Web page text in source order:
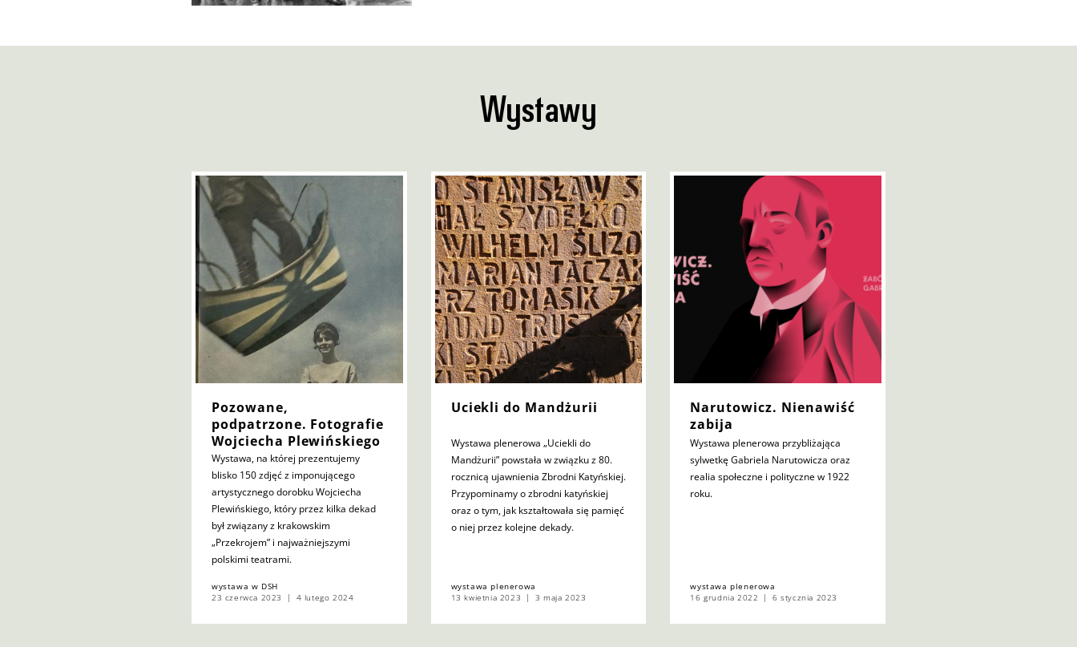
Wystawy
Pozowane,
podpatrzone. Fotografie
Wojciecha Plewińskiego
Wystawa, na której prezentujemy
blisko 150 zdjęć z imponującego
artystycznego dorobku Wojciecha
Plewińskiego, który przez kilka dekad
był związany z krakowskim
„Przekrojem” i najważniejszymi
polskimi teatrami.
wystawa w DSH
23 czerwca 2023
4 lutego 2024
Uciekli do Mandżurii
Wystawa plenerowa „Uciekli do
Mandżurii” powstała w związku z 80.
rocznicą ujawnienia Zbrodni Katyńskiej.
Przypominamy o zbrodni katyńskiej
oraz o tym, jak kształtowała się pamięć
o niej przez kolejne dekady.
wystawa plenerowa
13 kwietnia 2023
3 maja 2023
Narutowicz. Nienawiść
zabija
Wystawa plenerowa przybliżająca
sylwetkę Gabriela Narutowicza oraz
realia społeczne i polityczne w 1922
roku.
wystawa plenerowa
16 grudnia 2022
6 stycznia 2023